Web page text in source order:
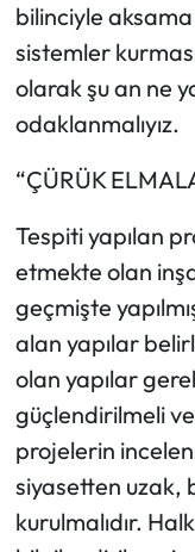
bilinciyle
sistemler
olarak şu an ne
odaklanmalıyız.
“ÇÜRÜK
Tespiti yapılan
etmekte olan
geçmişte
alan yapılar
olan yapılar
güçlendirilmeli
projelerin
siyasetten uzak,
kurulmalıdır.